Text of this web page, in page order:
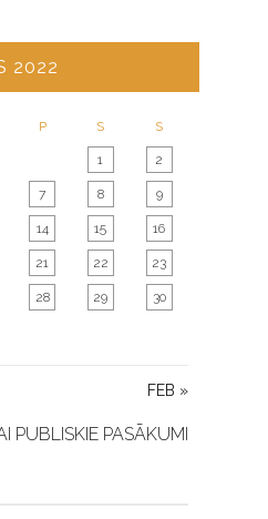
2022
P S S
FEB »
1 2
7 8 9
14 15 16
21 22 23
28 29 30
PUBLISKIE PASĀKUMI